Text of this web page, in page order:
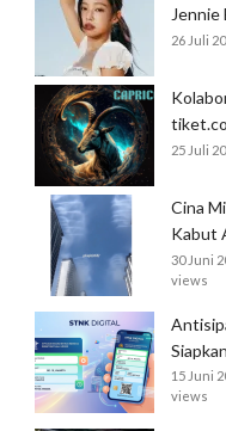
26 Juli
25 Juli
Cina
Kabut
30 Juni
views
15 Juni
views